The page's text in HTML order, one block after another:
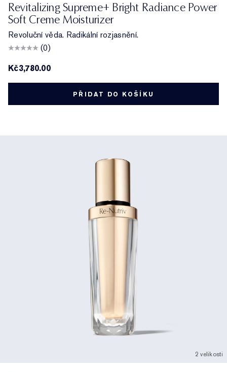
Revitalizing Supreme+ Bright Radiance Power
Soft Creme Moisturizer
Revoluční věda. Radikální rozjasnění.
(0)
Kč3,780.00
PŘIDAT DO KOŠÍKU
2 velikosti